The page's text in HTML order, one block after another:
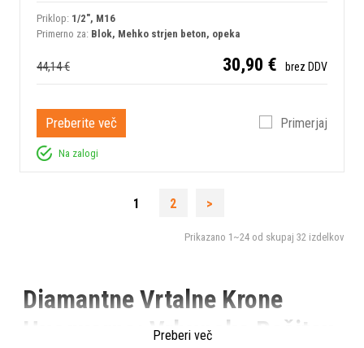
Priklop: 1/2", M16
Primerno za: Blok, Mehko strjen beton, opeka
44,14 € 30,90 € brez DDV
Preberite več Primerjaj
Na zalogi
1 2 >
Prikazano 1~24 od skupaj 32 izdelkov
Diamantne Vrtalne Krone
Husqvarna: Vrhunska Rešitev
Preberi več